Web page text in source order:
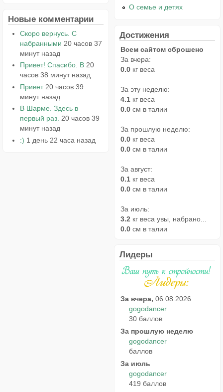
Новые комментарии
Скоро вернусь. С
набранными 20 часов 37
минут назад
Привет! Спасибо. В 20
часов 38 минут назад
Привет 20 часов 39
минут назад
В Шарме. Здесь в
первый раз. 20 часов 39
минут назад
:) 1 день 22 часа назад
О семье и детях
Достижения
Всем сайтом сброшено
За вчера:
0.0 кг веса
За эту неделю:
4.1 кг веса
0.0 см в талии
За прошлую неделю:
0.0 кг веса
0.0 см в талии
За август:
0.1 кг веса
0.0 см в талии
За июль:
3.2 кг веса увы, набрано...
0.0 см в талии
Лидеры
За вчера, 06.08.2026
gogodancer
30 баллов
За прошлую неделю
gogodancer
баллов
За июль
gogodancer
419 баллов